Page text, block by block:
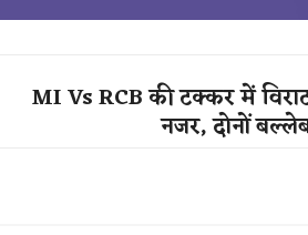
MI Vs RCB की टक्कर में
नजर, दोनों